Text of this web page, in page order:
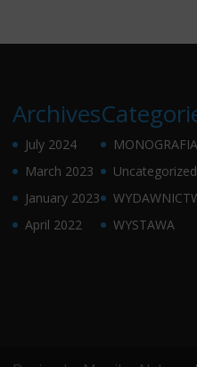
Archives
July 2024
March 2023
January 2023
April 2022
MONOGRAFIA
Uncategorized
WYSTAWA